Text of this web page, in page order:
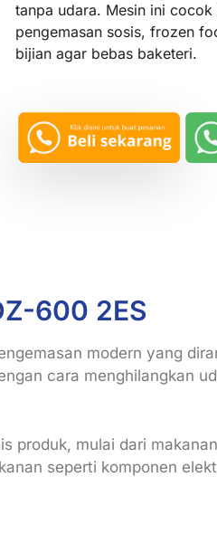
tanpa udara. Mesin ini cocok
pengemasan sosis, frozen
bijian agar bebas baketeri.
600 2ES
modern yang
cara menghilangkan
produk, mulai dari
seperti komponen